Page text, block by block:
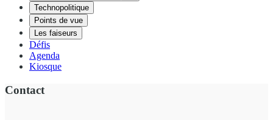
Technopolitique
Points de vue
Les faiseurs
Défis
Agenda
Kiosque
Contact